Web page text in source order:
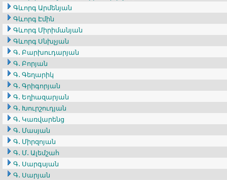
Գևորգ Արմենյան
Գևորգ Էմին
Գևորգ Միրիմանյան
Գևորգ Սնխչյան
Գ․ Բարխուդարյան
Գ․ Բորյան
Գ․ Գեղարիկ
Գ․ Գրիգորյան
Գ․ Եղիազարյան
Գ․ Խուրշուդյան
Գ․ Կառվարենց
Գ․ Մասյան
Գ․ Միրզոյան
Գ․ Մ․ Ալեմշահ
Գ․ Սարգսյան
Գ․ Սարյան